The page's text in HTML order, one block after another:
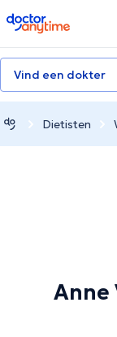
doctoranytime
Vind een dokter
Dietisten
Anne